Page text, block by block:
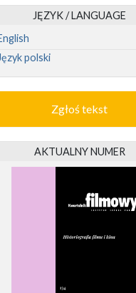
JĘZYK / LANGUAGE
polski
Zgłoś tekst
AKTUALNY NUMER